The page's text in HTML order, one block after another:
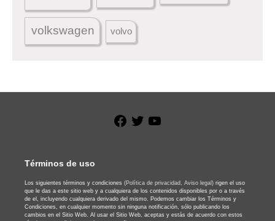
volkswagen volvo
Facebook
Twitter
Términos de uso
Los siguientes términos y condiciones (Política de privacidad, Aviso legal) rigen el uso
que le das a este sitio web y a cualquiera de los contenidos disponibles por o a través
de el, incluyendo cualquiera derivado del mismo. Podemos cambiar los Términos y
Condiciones, en cualquier momento sin ninguna notificación, sólo publicando los
cambios en el Sitio Web. Al usar el Sitio Web, aceptas y estás de acuerdo con estos